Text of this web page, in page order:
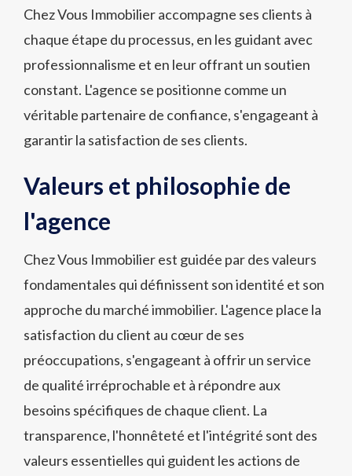
Chez Vous Immobilier accompagne ses clients à
chaque étape du processus, en les guidant avec
professionnalisme et en leur offrant un soutien
constant. L'agence se positionne comme un
véritable partenaire de confiance, s'engageant à
garantir la satisfaction de ses clients.
Valeurs et philosophie de
l'agence
Chez Vous Immobilier est guidée par des valeurs
fondamentales qui définissent son identité et son
approche du marché immobilier. L'agence place la
satisfaction du client au cœur de ses
préoccupations, s'engageant à offrir un service
de qualité irréprochable et à répondre aux
besoins spécifiques de chaque client. La
transparence, l'honnêteté et l'intégrité sont des
valeurs essentielles qui guident les actions de